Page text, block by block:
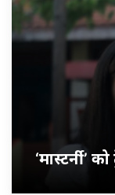
‘मास्टर्नी’